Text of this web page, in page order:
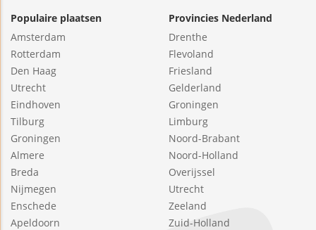
Populaire plaatsen
Amsterdam
Rotterdam
Den Haag
Utrecht
Eindhoven
Tilburg
Groningen
Almere
Breda
Nijmegen
Enschede
Apeldoorn
Provincies Nederland
Drenthe
Flevoland
Friesland
Gelderland
Groningen
Limburg
Noord-Brabant
Noord-Holland
Overijssel
Utrecht
Zeeland
Zuid-Holland